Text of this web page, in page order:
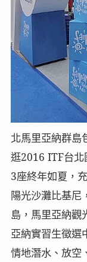
北馬里亞納群島
逛2016 ITF台北
3座終年如夏，
陽光沙灘比基尼
島，馬里亞納觀
亞納實習生徵選
情地潛水、放空